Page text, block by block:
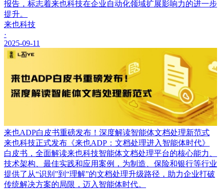
报告，标志着来也科技在企业自动化领域扩展影响力的进一步
提升。
来也科技
·
2025-09-11
来也ADP白皮书重磅发布！深度解读智能体文档处理新范式
来也科技正式发布《来也ADP：文档处理进入智能体时代》
白皮书，全面解读来也科技智能体文档处理平台的核心能力、
技术架构、最佳实践和应用案例，为制造、保险和银行等行业
提供了从“识别”到“理解”的文档处理升级路径，助力企业打破
传统解决方案的局限，迈入智能体时代。